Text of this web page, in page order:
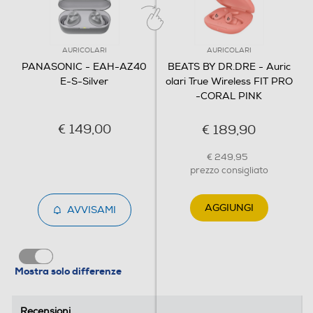
Clicca qui
AURICOLARI
PANASONIC - EAH-AZ40
E-S-Silver
€ 149,00
AVVISAMI
Mostra solo differenze
AURICOLARI
BEATS BY DR.DRE - Auric
olari True Wireless FIT PRO
-CORAL PINK
€ 189,90
€ 249,95
prezzo consigliato
AGGIUNGI